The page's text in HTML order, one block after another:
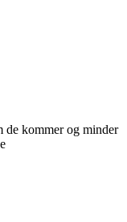
de kommer og minder